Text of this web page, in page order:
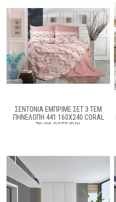
ΣΕΝΤΟΝΙΑ ΕΜΠΡΙΜΕ ΣΕΤ 3 ΤΕΜ
ΠΗΝΕΛΌΠΗ 441 160X240 CORAL
70/30 COTT/POL